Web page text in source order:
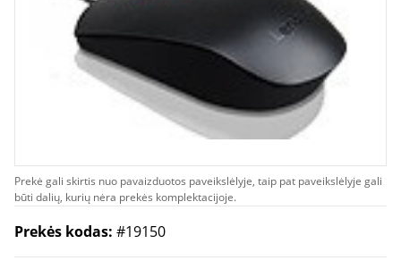
Prekė gali skirtis nuo pavaizduotos paveikslėlyje, taip pat paveikslėlyje gali
būti dalių, kurių nėra prekės komplektacijoje.
Prekės kodas: #19150